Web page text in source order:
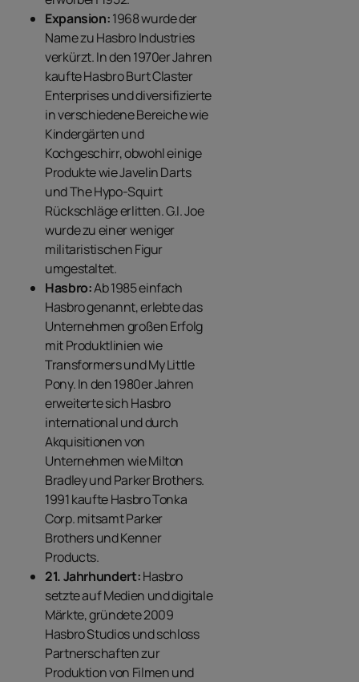
Expansion:1968 wurde der
Name zu Hasbro Industries
verkürzt. In den 1970er Jahren
kaufte Hasbro Burt Claster
Enterprises und diversifizierte
in verschiedene Bereiche wie
Kindergärten und
Kochgeschirr, obwohl einige
Produkte wie Javelin Darts
und The Hypo-Squirt
Rückschläge erlitten. G.I. Joe
wurde zu einer weniger
militaristischen Figur
umgestaltet.
Hasbro:Ab 1985 einfach
Hasbro genannt, erlebte das
Unternehmen großen Erfolg
mit Produktlinien wie
Transformers und My Little
Pony. In den 1980er Jahren
erweiterte sich Hasbro
international und durch
Akquisitionen von
Unternehmen wie Milton
Bradley und Parker Brothers.
1991 kaufte Hasbro Tonka
Corp. mitsamt Parker
Brothers und Kenner
Products.
21. Jahrhundert:Hasbro
setzte auf Medien und digitale
Märkte, gründete 2009
Hasbro Studios und schloss
Partnerschaften zur
Produktion von Filmen und